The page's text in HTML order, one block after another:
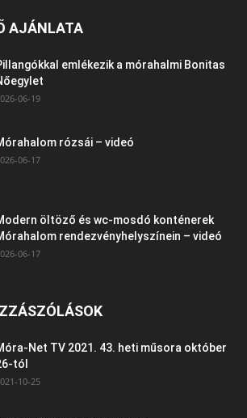
AJÁNLATA
emlékezik a mórahalmi Bonitas
06-19
rózsái – videó
06-17
öltöző és wc-mosdó konténerek
rendezvényhelyszínein – videó
06-17
Net TV 2021. 43. heti műsora október
tól
10-25